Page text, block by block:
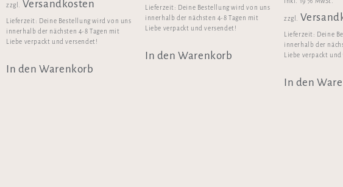
zzgl. Versandkosten
Lieferzeit: Deine Bestellung wird von uns
innerhalb der nächsten 4-8 Tagen mit
Liebe verpackt und versendet!
In den Warenkorb
Lieferzeit: Deine Bestellung wird von uns
innerhalb der nächsten 4-8 Tagen mit
Liebe verpackt und versendet!
In den Warenkorb
zzgl.
Lieferzeit: Deine
innerhalb der
Liebe verpackt
In den